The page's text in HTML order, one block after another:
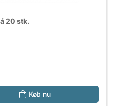
20 stk.
Køb nu